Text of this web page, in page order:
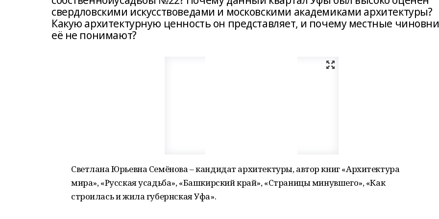
свердловскими искусствоведами и московскими академиками архитектуры?
Какую архитектурную ценность он представляет, и почему местные
её не понимают?
Светлана Юрьевна Семёнова – кандидат архитектуры, автор книг «Архитектура
мира», «Русская усадьба», «Башкирский край», «Страницы минувшего», «Как
строилась и жила губернская Уфа».